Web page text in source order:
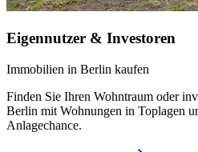
Eigennutzer & Investoren
Immobilien in Berlin kaufen
Finden Sie Ihren Wohntraum oder
Berlin mit Wohnungen in Toplagen
Anlagechance.